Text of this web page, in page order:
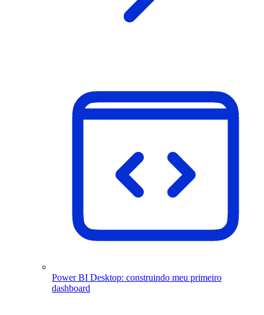
Power BI Desktop: construindo meu primeiro
dashboard